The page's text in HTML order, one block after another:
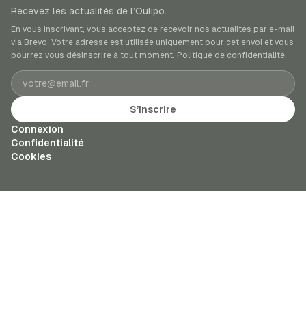
Recevez les actualités de l’Oulipo.
En vous inscrivant, vous acceptez de recevoir nos actualités par e-mail
via Brevo. Votre adresse est utilisée uniquement pour cet envoi et vous
pourrez vous désinscrire à tout moment. Politique de confidentialité.
Adresse e-mail
S’inscrire
Connexion
Confidentialité
Cookies